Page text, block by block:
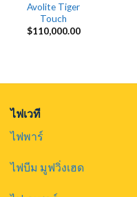
Avolite Tiger
Touch
$110,000.00
ไฟเวที
ไฟพาร์
ไฟบีม มูฟวิ่งเฮด